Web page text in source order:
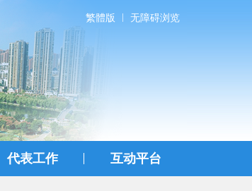
繁體版 无障碍浏览
代表工作 互动平台